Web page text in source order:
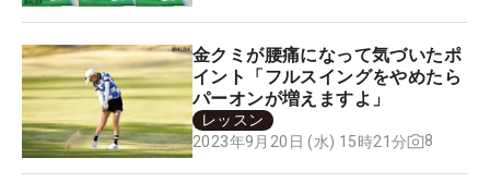
金クミが腰痛になって気づいたポ
イント「フルスイングをやめたら
パーオンが増えますよ」
レッスン
2023年9月20日 (水) 15時21分
8